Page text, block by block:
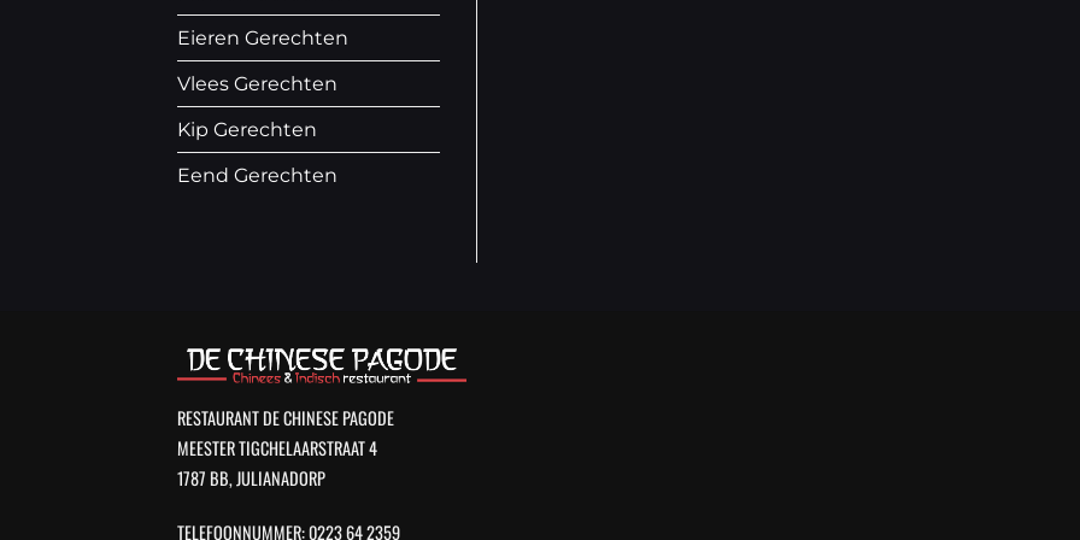
Eieren Gerechten
Vlees Gerechten
Kip Gerechten
Eend Gerechten
RESTAURANT DE CHINESE PAGODE
MEESTER TIGCHELAARSTRAAT 4
1787 BB, JULIANADORP
TELEFOONNUMMER: 0223 64 2359